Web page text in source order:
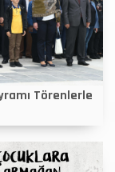
Törenlerle